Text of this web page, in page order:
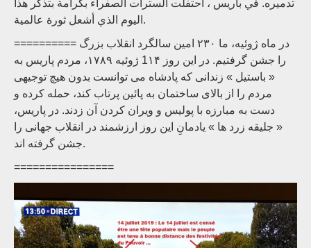
تدميره. في باريس ، احتفلت السترات الصفراء بكرامة بتذكر هذا
اليوم الذي أشعل ثورة عالمية.
========== در ماه ژوئیه، ما ۲۳۰ امین سالگرد انقلاب بزرگ
را جشن گرفتیم. در این روز 1۱۴ ژوئیه ۱۷۸۹، مردم پاریس به
« باستیل » زندانی که پادشاه می توانست بدون هیچ توجیهی
مردم را از بالای ساختمان به پائین پرتاب کند، حمله کرده و
دست به مبارزه با پولیس و ویران کردن آن زدند. در پاریس،
« جلیقه زرد ها » یادمانِ این روز ارزشمند در انقلاب جهانی را
جشن گرفته اند.
================